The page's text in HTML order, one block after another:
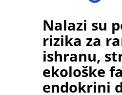
Nalazi su
rizika za
ishranu,
ekološke
endokrini